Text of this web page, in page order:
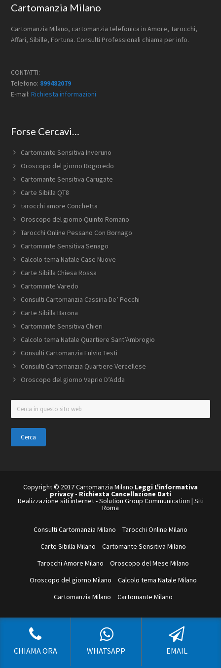
Footer
Cartomanzia Milano
Cartomanzia Milano, cartomanzia telefonica in Amore, Tarocchi,
Affari, Sibille, Fortuna. Consulti Professionali chiama per info.
CONTATTI:
Telefono: 899482079
E-mail:Richiesta informazioni
Forse Cercavi…
Cartomante Sensitiva Inveruno
Oroscopo del giorno Rogoredo
Cartomante Sensitiva Carugate
Carte Sibilla QT8
tarocchi amore Conchetta
Oroscopo del giorno Quinto Romano
Tarocchi Online Pessano Con Bornago
Cartomante Sensitiva Senago
Calcolo tema Natale Case Nuove
Carte Sibilla Chiesa Rossa
Cartomante Varedo
Consulti Cartomanzia Cassina De’ Pecchi
Carte Sibilla Barona
Cartomante Sensitiva Chieri
Calcolo tema Natale Quartiere Sant’Ambrogio
Consulti Cartomanzia Fulvio Testi
Consulti Cartomanzia Quartiere Vercellese
Oroscopo del giorno Vaprio D’Adda
Cerca
in
questo
sito
web
Copyright © 2017 Cartomanzia Milano Leggi L'informativa
privacy - Richiesta Cancellazione Dati
Realizzazione siti internet-Solution Group Communication | Siti
Roma
Consulti Cartomanzia Milano
Tarocchi Online Milano
Carte Sibilla Milano
Cartomante Sensitiva Milano
Tarocchi Amore Milano
Oroscopo del Mese Milano
Oroscopo del giorno Milano
Calcolo tema Natale Milano
Cartomanzia Milano
Cartomante Milano
CHIAMA ORA WHATSAPP EMAIL